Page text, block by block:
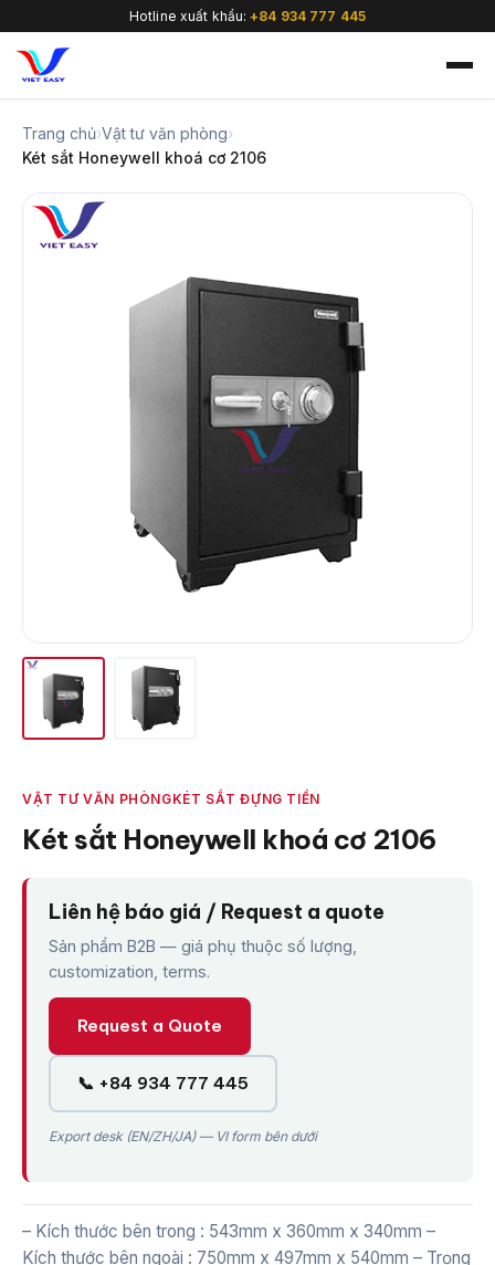
Hotline xuất khẩu:+84 934 777 445
Trang chủ›Vật tư văn phòng›
Két sắt Honeywell khoá cơ 2106
VẬT TƯ VĂN PHÒNGKÉT SẮT ĐỰNG TIỀN
Két sắt Honeywell khoá cơ 2106
Liên hệ báo giá / Request a quote
Sản phẩm B2B — giá phụ thuộc số lượng,
customization, terms.
Request a Quote
📞 +84 934 777 445
Export desk (EN/ZH/JA) — VI form bên dưới
– Kích thước bên trong : 543mm x 360mm x 340mm –
Kích thước bên ngoài : 750mm x 497mm x 540mm – Trọng